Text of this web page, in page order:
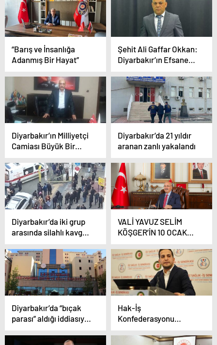
operasyonlarında; 12
mağara, sığınak ve
barınma alanı imha
edildi”
11 tutuklama
“Barış ve İnsanlığa
Adanmış Bir Hayat”
Şehit Ali Gaffar Okkan:
Diyarbakır’ın Efsanevi
Diyarbakır’ın Milliyetçi
Camiası Büyük Bir
Diyarbakır’da 21 yıldır
aranan zanlı yakalandı
Diyarbakır’da iki grup
arasında silahlı kavga:
VALİ YAVUZ SELİM
KÖŞGER’İN 10 OCAK
GAZETECİLER GÜNÜ
MESAJI
Diyarbakır’da “bıçak
parası” aldığı iddiasıyla
tutuklandı
Hak-İş
Konfederasyonu
Başkanlığı’na Aküzüm